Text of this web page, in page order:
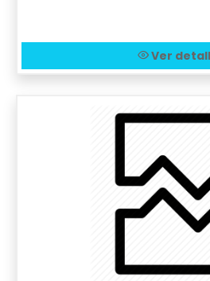
Ver